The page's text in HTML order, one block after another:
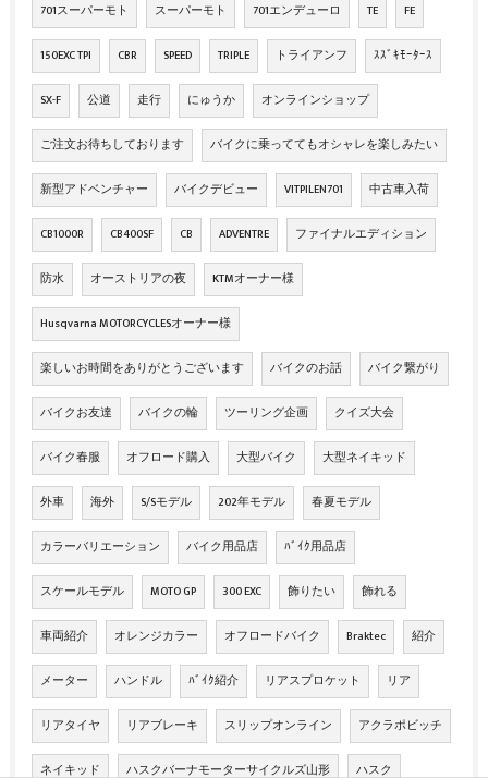
701スーパーモト スーパーモト 701エンデューロ TE FE
150EXC TPI CBR SPEED TRIPLE トライアンフ ｽｽﾞｷﾓｰﾀｰｽ
SX-F 公道 走行 にゅうか オンラインショップ
ご注文お待ちしております バイクに乗っててもオシャレを楽しみたい
新型アドベンチャー バイクデビュー VITPILEN701 中古車入荷
CB1000R CB400SF CB ADVENTRE ファイナルエディション
防水 オーストリアの夜 KTMオーナー様
Husqvarna MOTORCYCLESオーナー様
楽しいお時間をありがとうございます バイクのお話 バイク繋がり
バイクお友達 バイクの輪 ツーリング企画 クイズ大会
バイク春服 オフロード購入 大型バイク 大型ネイキッド
外車 海外 S/Sモデル 202年モデル 春夏モデル
カラーバリエーション バイク用品店 ﾊﾞｲｸ用品店
スケールモデル MOTO GP 300 EXC 飾りたい 飾れる
車両紹介 オレンジカラー オフロードバイク Braktec 紹介
メーター ハンドル ﾊﾞｲｸ紹介 リアスプロケット リア
リアタイヤ リアブレーキ スリップオンライン アクラポビッチ
ネイキッド ハスクバーナモーターサイクルズ山形 ハスク